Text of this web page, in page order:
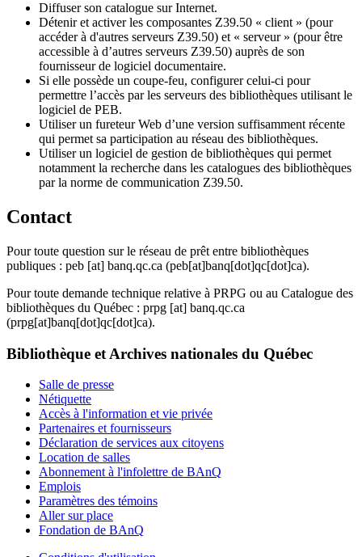
Diffuser son catalogue sur Internet.
Détenir et activer les composantes Z39.50 « client » (pour
accéder à d'autres serveurs Z39.50) et « serveur » (pour être
accessible à d’autres serveurs Z39.50) auprès de son
fournisseur de logiciel documentaire.
Si elle possède un coupe-feu, configurer celui-ci pour
permettre l’accès par les serveurs des bibliothèques utilisant le
logiciel de PEB.
Utiliser un fureteur Web d’une version suffisamment récente
qui permet sa participation au réseau des bibliothèques.
Utiliser un logiciel de gestion de bibliothèques qui permet
notamment la recherche dans les catalogues des bibliothèques
par la norme de communication Z39.50.
Contact
Pour toute question sur le réseau de prêt entre bibliothèques
publiques : peb [at] banq.qc.ca (peb[at]banq[dot]qc[dot]ca).
Pour toute demande technique relative à PRPG ou au Catalogue des
bibliothèques du Québec : prpg [at] banq.qc.ca
(prpg[at]banq[dot]qc[dot]ca).
Bibliothèque et Archives nationales du Québec
Salle de presse
Nétiquette
Accès à l'information et vie privée
Partenaires et fournisseurs
Déclaration de services aux citoyens
Location de salles
Abonnement à l'infolettre de BAnQ
Emplois
Paramètres des témoins
Aller sur place
Fondation de BAnQ